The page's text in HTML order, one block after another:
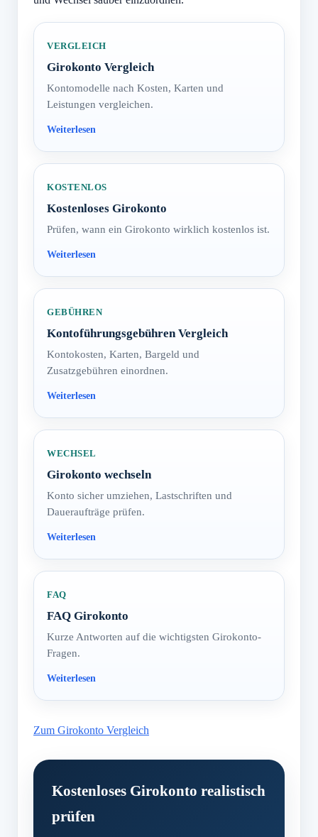
VERGLEICH
Girokonto Vergleich
Kontomodelle nach Kosten, Karten und
Leistungen vergleichen.
KOSTENLOS
Kostenloses Girokonto
Prüfen, wann ein Girokonto wirklich kostenlos ist.
GEBÜHREN
Kontoführungsgebühren Vergleich
Kontokosten, Karten, Bargeld und
Zusatzgebühren einordnen.
WECHSEL
Girokonto wechseln
Konto sicher umziehen, Lastschriften und
Daueraufträge prüfen.
FAQ
FAQ Girokonto
Kurze Antworten auf die wichtigsten Girokonto-
Fragen.
Zum Girokonto Vergleich
Kostenloses Girokonto realistisch
prüfen